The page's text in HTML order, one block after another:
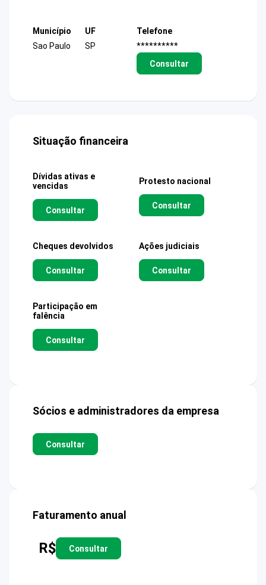
Município
Sao Paulo
UF
SP
Telefone
**********
Consultar
Situação financeira
Dívidas ativas e
vencidas
Consultar
Protesto nacional
Consultar
Cheques devolvidos
Consultar
Ações judiciais
Consultar
Participação em
falência
Consultar
Sócios e administradores da empresa
Consultar
Faturamento anual
R$ Consultar